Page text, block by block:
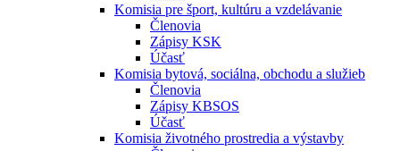
Komisia pre šport, kultúru a vzdelávanie
Členovia
Zápisy KSK
Účasť
Komisia bytová, sociálna, obchodu a služieb
Členovia
Zápisy KBSOS
Účasť
Komisia životného prostredia a výstavby